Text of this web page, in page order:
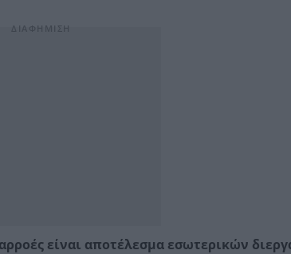
είναι αποτέλεσμα εσωτερικών